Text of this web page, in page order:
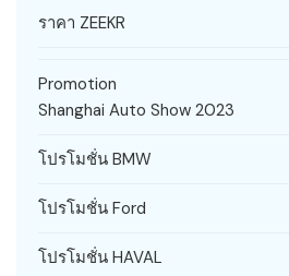
ราคา ZEEKR
Promotion
Shanghai Auto Show 2023
โปรโมชั่น BMW
โปรโมชั่น Ford
โปรโมชั่น HAVAL